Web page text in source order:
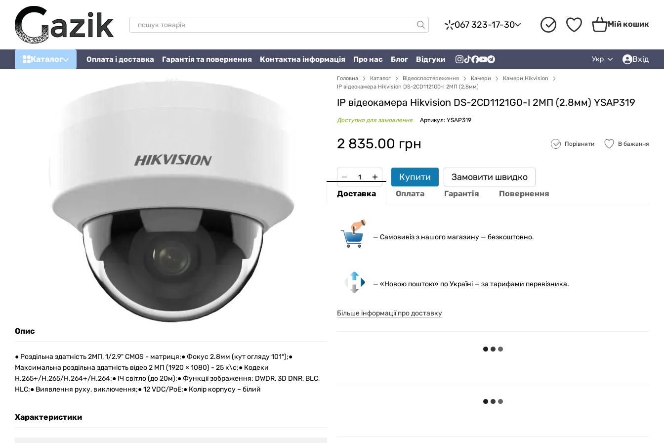
Перейти до основного контенту
067 323-17-30 Мій кошик
Каталог Оплата і доставка Гарантія та повернення Контактна інформація Про нас Блог Відгуки Укр Вхід
Опис
● Роздільна здатність 2МП, 1/2.9" CMOS - матриця;● Фокус 2.8мм (кут огляду 101°);●
Максимальна роздільна здатність відео 2 МП (1920 × 1080) - 25 к\с;● Кодеки
H.265+/H.265/H.264+/H.264;● ІЧ світло (до 20м);● Функції зображення: DWDR, 3D DNR, BLC,
HLC;● Виявлення руху, виключення;● 12 VDC/PoE;● Колір корпусу – білий
Характеристики
Головна Каталог Відеоспостереження Камери
Камери Hikvision
IP відеокамера Hikvision DS-2CD1121G0-I 2МП (2.8мм)
IP відеокамера Hikvision DS-2CD1121G0-I 2МП (2.8мм) YSAP319
Доступно для замовлення Артикул: YSAP319
2 835.00 грн Порівняти В бажання
Купити Замовити швидко
Доставка Оплата Гарантія Повернення
— Самовивіз з нашого магазину — безкоштовно.
— «Новою поштою» по Україні — за тарифами перевізника.
Більше інформації про доставку